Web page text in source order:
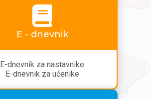
E - dnevnik
E-dnevnik za nastavnike
E-dnevnik za učenike